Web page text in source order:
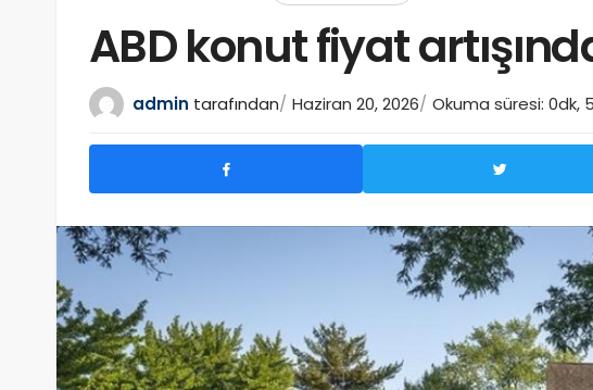
ABD konut fiyat
admin tarafından Haziran 20, 2026 Okuma süresi: 0dk,